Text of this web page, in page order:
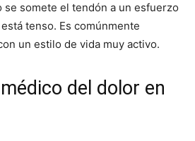
se somete el tendón a un esfuerzo
tenso. Es comúnmente
un estilo de vida muy activo.
del dolor en